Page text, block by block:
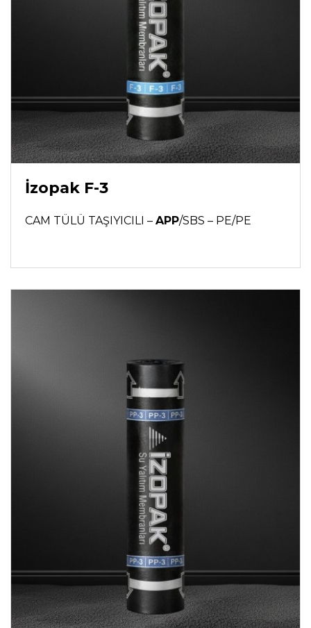
İzopak F-3
CAM TÜLÜ TAŞIYICILI – APP/SBS – PE/PE